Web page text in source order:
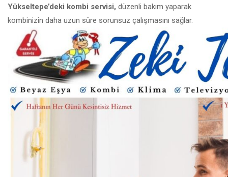
Yükseltepe’deki kombi servisi, düzenli bakım yaparak
kombinizin daha uzun süre sorunsuz çalışmasını sağlar.